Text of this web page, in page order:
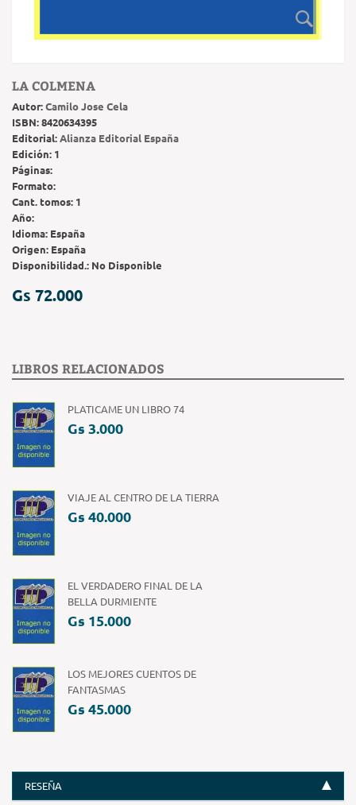
LA COLMENA
Autor:Camilo Jose Cela
ISBN:8420634395
Editorial:Alianza Editorial España
Edición: 1
Páginas:
Formato:
Cant. tomos: 1
Año:
Idioma: España
Origen: España
Disponibilidad.: No Disponible
Gs 72.000
LIBROS RELACIONADOS
PLATICAME UN LIBRO 74
Gs 3.000
VIAJE AL CENTRO DE LA TIERRA
Gs 40.000
EL VERDADERO FINAL DE LA
BELLA DURMIENTE
Gs 15.000
LOS MEJORES CUENTOS DE
FANTASMAS
Gs 45.000
RESEÑA